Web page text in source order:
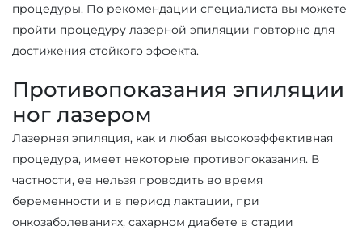
процедуры. По рекомендации специалиста вы можете
пройти процедуру лазерной эпиляции повторно для
достижения стойкого эффекта.
Противопоказания эпиляции
ног лазером
Лазерная эпиляция, как и любая высокоэффективная
процедура, имеет некоторые противопоказания. В
частности, ее нельзя проводить во время
беременности и в период лактации, при
онкозаболеваниях, сахарном диабете в стадии